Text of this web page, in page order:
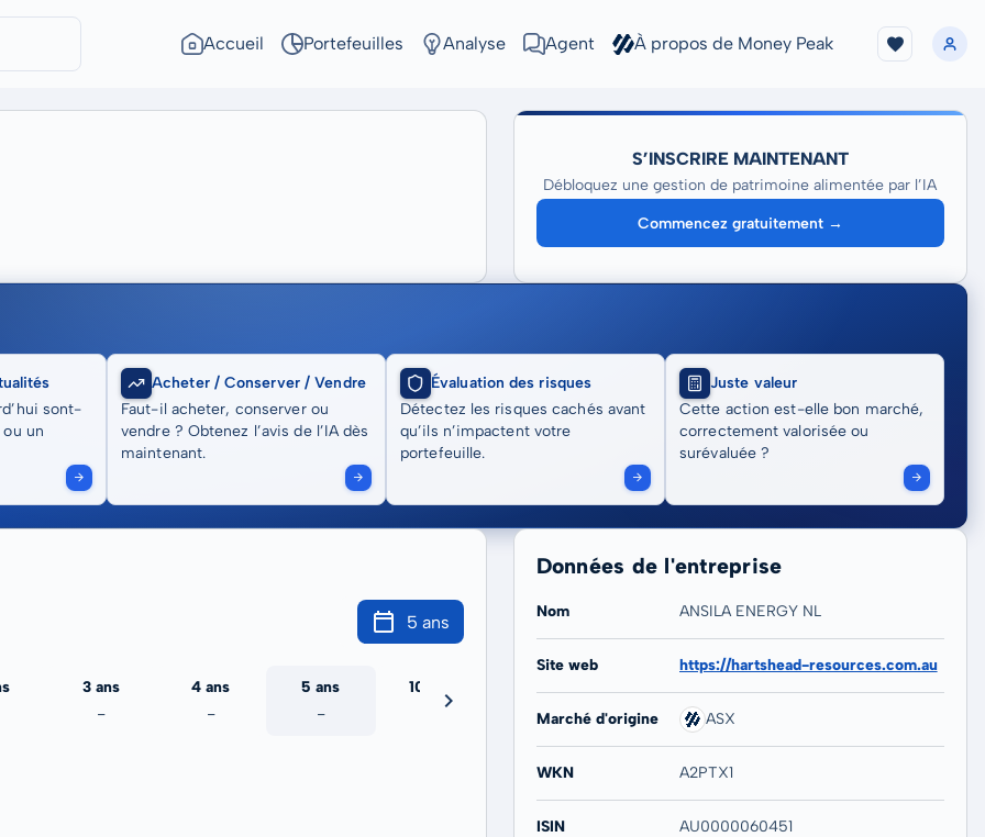
Accueil Portefeuilles Analyse Agent À propos de Money Peak
S’INSCRIRE MAINTENANT
Débloquez une gestion de patrimoine alimentée par l’IA
Commencez gratuitement →
sont-
ou un
Acheter / Conserver / Vendre
Faut-il acheter, conserver ou
vendre ? Obtenez l’avis de l’IA dès
maintenant.
Évaluation des risques
Détectez les risques cachés avant
qu’ils n’impactent votre
portefeuille.
Juste valeur
Cette action est-elle bon marché,
correctement valorisée ou
surévaluée ?
5 ans
3 ans
-
4 ans
-
5 ans
-
10 ans
- -
Données de l'entreprise
Nom ANSILA ENERGY NL
Site web https://hartshead-resources.com.au
Marché d'origine ASX
WKN A2PTX1
ISIN AU0000060451